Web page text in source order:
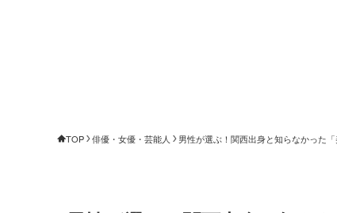
TOP 俳優・女優・芸能人 男性が選ぶ！関西出身と知らなかった